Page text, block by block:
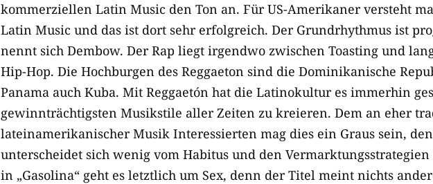
kommerziellen Latin Music den Ton an. Für US-Amerikaner versteht
Latin Music und das ist dort sehr erfolgreich. Der Grundrhythmus ist
nennt sich Dembow. Der Rap liegt irgendwo zwischen Toasting und
Hip-Hop. Die Hochburgen des Reggaeton sind die Dominikanische
Panama auch Kuba. Mit Reggaetón hat die Latinokultur es immerhin
gewinnträchtigsten Musikstile aller Zeiten zu kreieren. Dem an eher
lateinamerikanischer Musik Interessierten mag dies ein Graus sein,
unterscheidet sich wenig vom Habitus und den Vermarktungsstrategien
in „Gasolina“ geht es letztlich um Sex, denn der Titel meint nichts